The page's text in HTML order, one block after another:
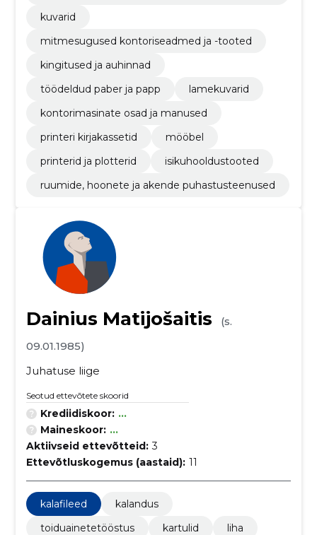
kuvarid
mitmesugused kontoriseadmed ja -tooted
kingitused ja auhinnad
töödeldud paber ja papp
lamekuvarid
kontorimasinate osad ja manused
printeri kirjakassetid
mööbel
printerid ja plotterid
isikuhooldustooted
ruumide, hoonete ja akende puhastusteenused
Dainius Matijošaitis
(s.
09.01.1985)
Juhatuse liige
Seotud ettevõtete skoorid
Krediidiskoor: ...
Maineskoor: ...
Aktiivseid ettevõtteid: 3
Ettevõtluskogemus (aastaid): 11
kalafileed
kalandus
toiduainetetööstus
kartulid
liha